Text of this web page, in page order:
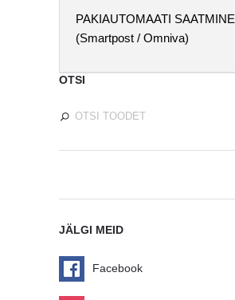
PAKIAUTOMAATI SAATMINE
(Smartpost / Omniva)
OTSI
JÄLGI MEID
Facebook